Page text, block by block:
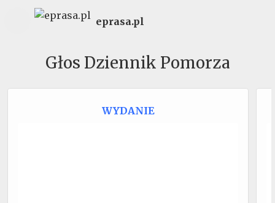
eprasa.pl
Głos Dziennik Pomorza
WYDANIE